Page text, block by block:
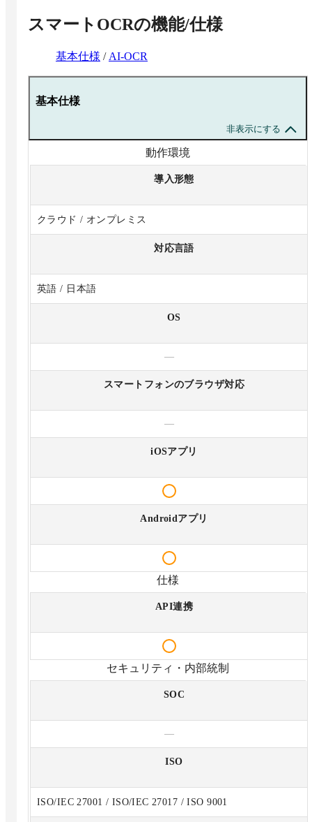
スマートOCRの機能/仕様
基本仕様 / AI-OCR
基本仕様
非表示にする
動作環境
導入形態
クラウド / オンプレミス
対応言語
英語 / 日本語
OS
—
スマートフォンのブラウザ対応
—
iOSアプリ
Androidアプリ
仕様
API連携
セキュリティ・内部統制
SOC
—
ISO
ISO/IEC 27001 / ISO/IEC 27017 / ISO 9001